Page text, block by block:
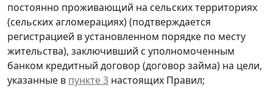
постоянно проживающий на сельских территориях
(сельских агломерациях) (подтверждается
регистрацией в установленном порядке по месту
жительства), заключивший с уполномоченным
банком кредитный договор (договор займа) на цели,
указанные в пункте 3 настоящих Правил;